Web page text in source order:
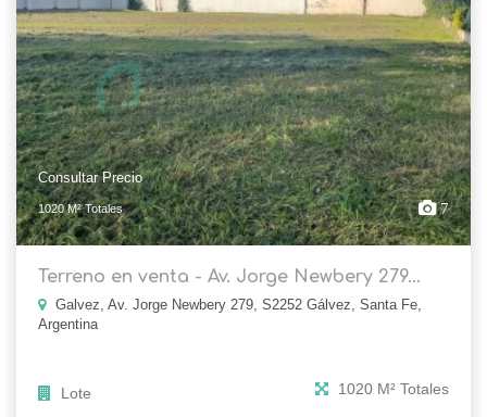
Consultar Precio
1020 M² Totales 7
Terreno en venta - Av. Jorge Newbery 279...
Galvez, Av. Jorge Newbery 279, S2252 Gálvez, Santa Fe,
Argentina
Lote 1020 M² Totales